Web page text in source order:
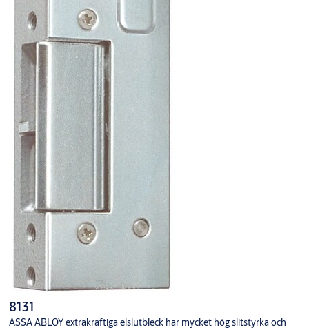
8131
ASSA ABLOY extrakraftiga elslutbleck har mycket hög slitstyrka och